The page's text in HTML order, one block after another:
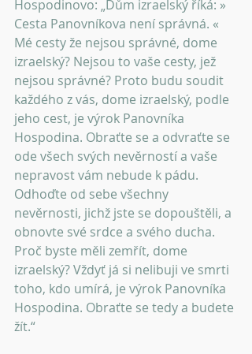
Hospodinovo: „Dům izraelský říká: »
Cesta Panovníkova není správná. «
Mé cesty že nejsou správné, dome
izraelský? Nejsou to vaše cesty, jež
nejsou správné? Proto budu soudit
každého z vás, dome izraelský, podle
jeho cest, je výrok Panovníka
Hospodina. Obraťte se a odvraťte se
ode všech svých nevěrností a vaše
nepravost vám nebude k pádu.
Odhoďte od sebe všechny
nevěrnosti, jichž jste se dopouštěli, a
obnovte své srdce a svého ducha.
Proč byste měli zemřít, dome
izraelský? Vždyť já si nelibuji ve smrti
toho, kdo umírá, je výrok Panovníka
Hospodina. Obraťte se tedy a budete
žít.“